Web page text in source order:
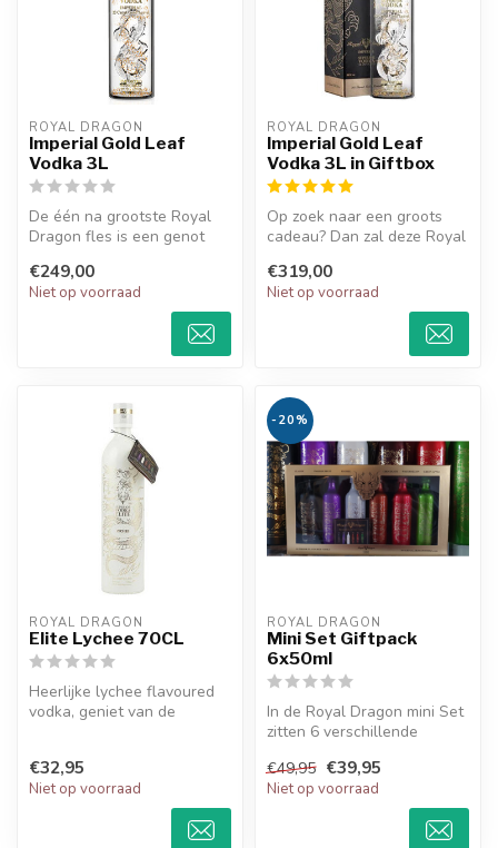
ROYAL DRAGON
Imperial Gold Leaf
Vodka 3L
De één na grootste Royal
Dragon fles is een genot
de ...
€249,00
Niet op voorraad
ROYAL DRAGON
Imperial Gold Leaf
Vodka 3L in Giftbox
Op zoek naar een groots
cadeau? Dan zal deze Royal
g...
€319,00
Niet op voorraad
ROYAL DRAGON
Elite Lychee 70CL
Heerlijke lychee flavoured
vodka, geniet van de
€32,95
Niet op voorraad
-20%
ROYAL DRAGON
Mini Set Giftpack
6x50ml
In de Royal Dragon mini Set
zitten 6 verschillende
tot...
€49,95 €39,95
Niet op voorraad